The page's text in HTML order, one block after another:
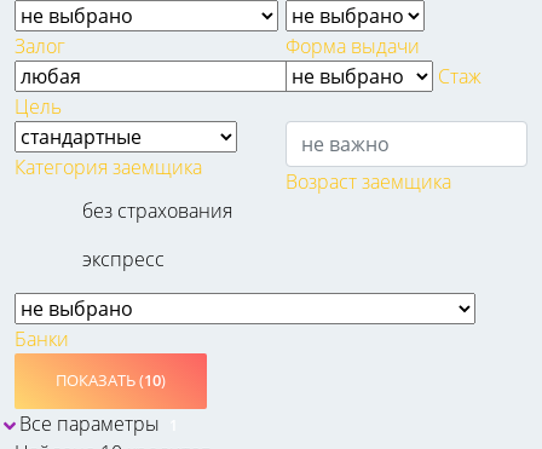
Залог Форма выдачи
Цель
Стаж
Категория заемщика
Возраст заемщика
без страхования
экспресс
Банки
ПОКАЗАТЬ (10)
Все параметры